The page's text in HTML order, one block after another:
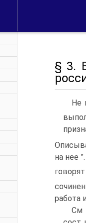
§ 3.
Не
на нее
работа
См